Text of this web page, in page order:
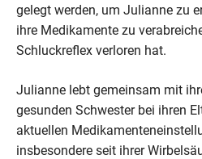
gelegt werden, um Julianne zu
ihre Medikamente zu
Schluckreflex verloren hat.
Julianne lebt gemeinsam mit
gesunden Schwester bei ihren
aktuellen
insbesondere seit ihrer